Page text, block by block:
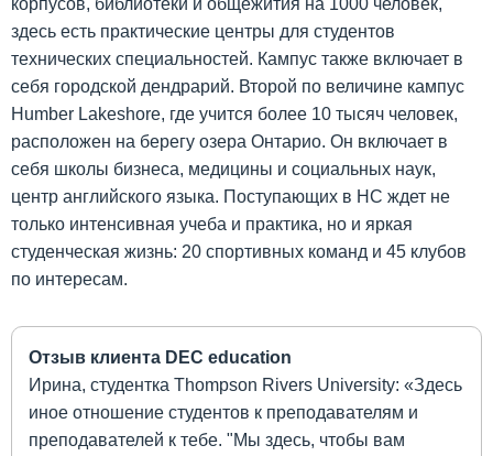
здесь есть практические центры для студентов
технических специальностей. Кампус также включает в
себя городской дендрарий. Второй по величине кампус
Humber Lakeshore, где учится более 10 тысяч человек,
расположен на берегу озера Онтарио. Он включает в
себя школы бизнеса, медицины и социальных наук,
центр английского языка. Поступающих в НС ждет не
только интенсивная учеба и практика, но и яркая
студенческая жизнь: 20 спортивных команд и 45 клубов
по интересам.
Отзыв клиента DEC education
Ирина, студентка Thompson Rivers University: «Здесь
иное отношение студентов к преподавателям и
преподавателей к тебе. "Мы здесь, чтобы вам